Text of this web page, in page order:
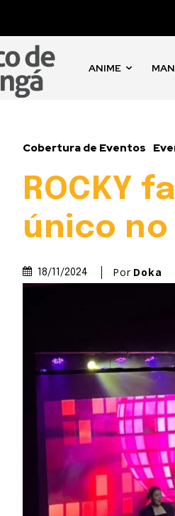
ANIME
Cobertura de Eventos
ROCKY
único no
18/11/2024 Por Doka